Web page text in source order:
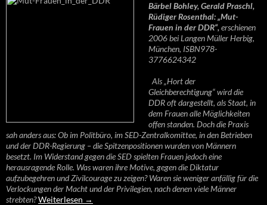
Bärbel Bohley, Gerald Praschl,
Rüdiger Rosenthal: „Mut-
Frauen in der DDR“,erschienen
2006 bei Langen Müller Herbig,
München, ISBN978-
3776624342
Als „Hort der
Gleichberechtigung“ wird die
DDR oft dargestellt, als Staat, in
dem Frauen alle Möglichkeiten
offen standen. Doch die Praxis
sah anders aus: Ob im Politbüro, im SED-Zentralkomittee, in den Betrieben
und der DDR-Regierung – die Spitzenpositionen wurden von Männern
besetzt. Im Widerstand gegen die SED spielten Frauen jedoch eine
herausragende Rolle. Was waren ihre Motive, gegen die Diktatur
aufzubegehren und Zivilcourage zu zeigen? Waren sie weniger anfällig für die
Verlockungen der Macht und der Privilegien, nach denen viele Männer
strebten?Weiterlesen →